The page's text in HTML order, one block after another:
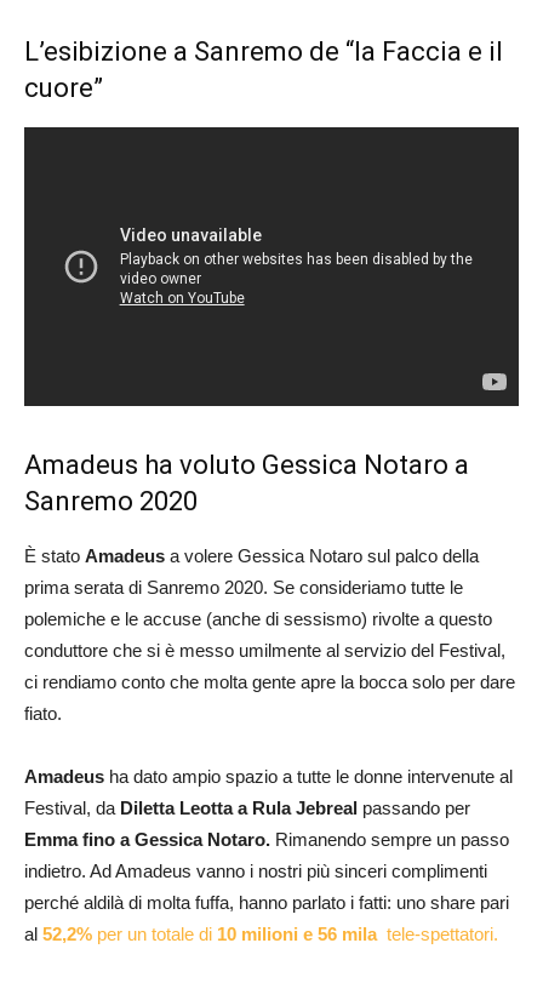
L’esibizione a Sanremo de “la Faccia e il
cuore”
Amadeus ha voluto Gessica Notaro a
Sanremo 2020
È stato Amadeus a volere Gessica Notaro sul palco della
prima serata di Sanremo 2020. Se consideriamo tutte le
polemiche e le accuse (anche di sessismo) rivolte a questo
conduttore che si è messo umilmente al servizio del Festival,
ci rendiamo conto che molta gente apre la bocca solo per dare
fiato.
Amadeus ha dato ampio spazio a tutte le donne intervenute al
Festival, da Diletta Leotta a Rula Jebreal passando per
Emma fino a Gessica Notaro. Rimanendo sempre un passo
indietro. Ad Amadeus vanno i nostri più sinceri complimenti
perché aldilà di molta fuffa, hanno parlato i fatti: uno share pari
al 52,2% per un totale di 10 milioni e 56 milatele-spettatori.